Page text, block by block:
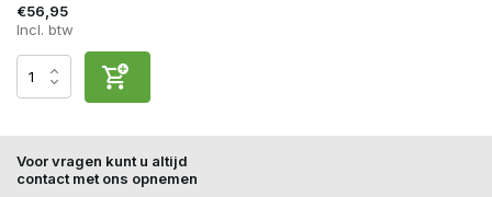
€56,95
Incl. btw
Voor vragen kunt u altijd
contact met ons opnemen